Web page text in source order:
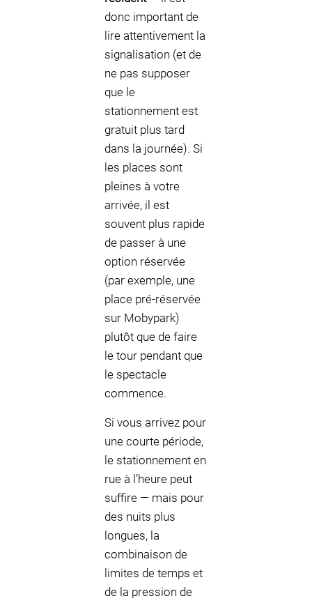
donc important de
lire attentivement la
signalisation (et de
ne pas supposer
que le
stationnement est
gratuit plus tard
dans la journée). Si
les places sont
pleines à votre
arrivée, il est
souvent plus rapide
de passer à une
option réservée
(par exemple, une
place pré-réservée
sur Mobypark)
plutôt que de faire
le tour pendant que
le spectacle
commence.
Si vous arrivez pour
une courte période,
le stationnement en
rue à l’heure peut
suffire — mais pour
des nuits plus
longues, la
combinaison de
limites de temps et
de la pression de